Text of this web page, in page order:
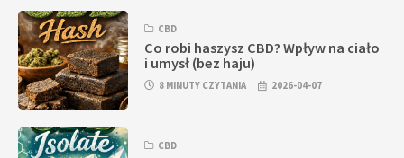
CBD
Co robi haszysz CBD? Wpływ na ciało
i umysł (bez haju)
8 MINUTY CZYTANIA 2026-04-07
CBD